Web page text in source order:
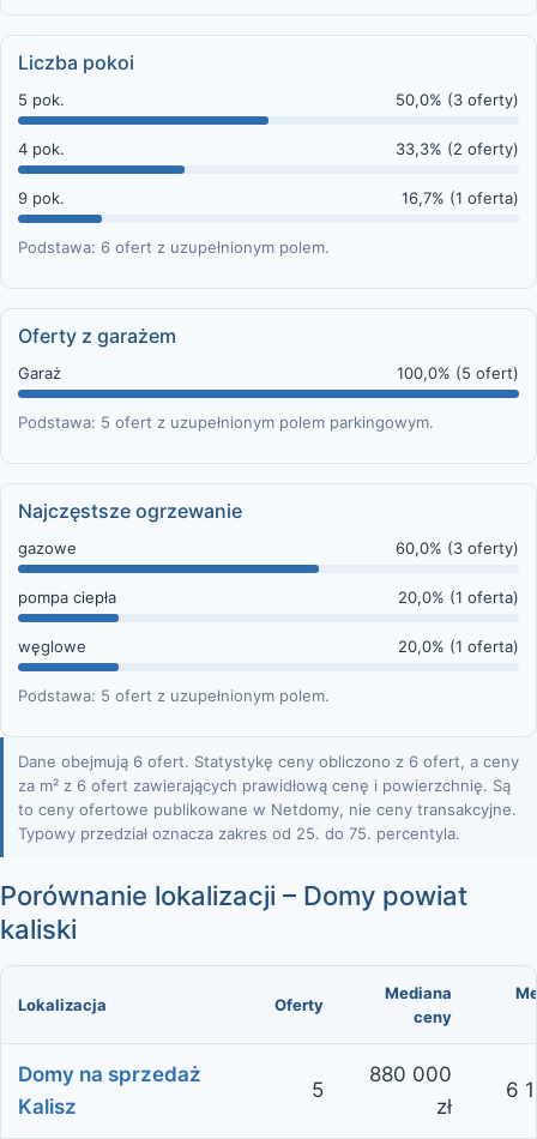
Liczba pokoi
5 pok. 50,0% (3 oferty)
4 pok. 33,3% (2 oferty)
9 pok. 16,7% (1 oferta)
Podstawa: 6 ofert z uzupełnionym polem.
Oferty z garażem
Garaż 100,0% (5 ofert)
Podstawa: 5 ofert z uzupełnionym polem parkingowym.
Najczęstsze ogrzewanie
gazowe 60,0% (3 oferty)
pompa ciepła 20,0% (1 oferta)
węglowe 20,0% (1 oferta)
Podstawa: 5 ofert z uzupełnionym polem.
Dane obejmują 6 ofert. Statystykę ceny obliczono z 6 ofert, a ceny
za m² z 6 ofert zawierających prawidłową cenę i powierzchnię. Są
to ceny ofertowe publikowane w Netdomy, nie ceny transakcyjne.
Typowy przedział oznacza zakres od 25. do 75. percentyla.
Porównanie lokalizacji – Domy powiat
kaliski
Lokalizacja Oferty
Mediana
ceny
Domy na sprzedaż
Kalisz
5
880 000
zł
6